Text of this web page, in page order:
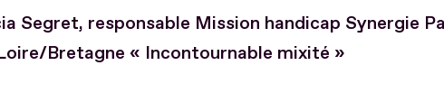
Segret, responsable Mission handicap Synergie
Bretagne « Incontournable mixité »